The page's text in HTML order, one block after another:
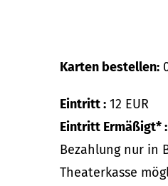
Karten bestellen:
Eintritt : 12 EUR
Eintritt Ermäßigt* :
Bezahlung nur in
Theaterkasse